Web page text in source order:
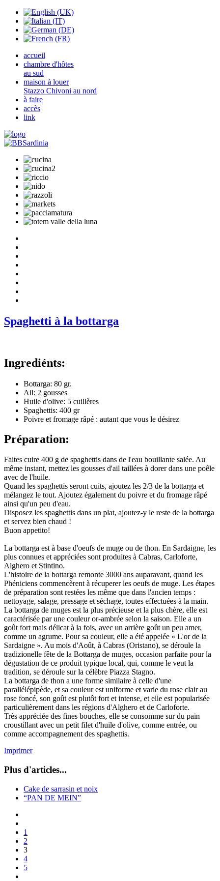
accueil
chambre d'hôtes
au sud
maison à louer
Stazzo Chivoni au nord
à faire
accès
link
Spaghetti à la bottarga
Ingrediénts:
Bottarga: 80 gr.
Ail: 2 gousses
Huile d'olive: 5 cuillères
Spaghettis: 400 gr
Poivre et fromage râpé : autant que vous le désirez
Préparation:
Faites cuire 400 g de spaghettis dans de l'eau bouillante salée. Au
même instant, mettez les gousses d'ail taillées à dorer dans une poêle
avec de l'huile.
Quand les spaghettis seront cuits, ajoutez les 2/3 de la bottarga et
mélangez le tout. Ajoutez également du poivre et du fromage râpé
ainsi qu'un peu d'eau.
Disposez les spaghettis dans un plat, ajoutez-y le reste de la bottarga
et servez bien chaud !
Buon appetito!
La bottarga est à base d'oeufs de muge ou de thon. En Sardaigne, les
plus connues et appréciées sont produites à Cabras, Carloforte,
Alghero et Stintino.
L'histoire de la bottarga remonte 3000 ans auparavant, quand les
Phéniciens commencèrent à récuperer les oeufs de muge. Les étapes
de préparation sont restées les même que dans l'ancien temps :
nettoyage, salage, pressage et séchage, toutes effectuées à la main.
La bottarga de muges est la plus précieuse et la plus chère, elle est
caractérisée par une couleur or-ambrée selon la saison. Elle a un
goût fort mais délicat à la fois, avec un arrière goût un peu amer,
comme un agrume. Pour sa couleur, elle a été appelée « L'or de la
Sardaigne ». Au mois d'Août, à Cabras (Oristano), se déroule la
tradizionelle fête de la Bottarga de muges, occasion parfaite pour la
dégustation de ce produit typique local, qui, comme le veut la
tradition, se déroule sur la célèbre Piazza Stagno.
La bottarga de thon a une forme similaire à celle d'une
parallélépipède, et sa couleur est uniforme et varie du rose clair au
rose foncé, son goût est plutôt fort et intense, et elle est popularisée
particulièrement dans les régions d'Alghero et de Carloforte.
Très appréciée des fines bouches, elle se consomme sur du pain
croustillant avec un petit filet d'huile d'olive, comme entrée, ou
comme accompagnement des spaghettis.
Imprimer
Plus d'articles...
Cake de sarrasin et noix
“PAN DE MEIN”
1
2
3
4
5